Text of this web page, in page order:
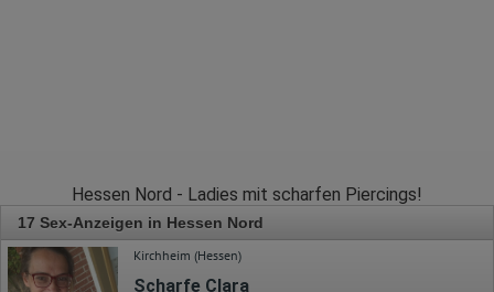
Hessen Nord - Ladies mit scharfen Piercings!
17 Sex-Anzeigen in Hessen Nord
Kirchheim (Hessen)
Scharfe Clara